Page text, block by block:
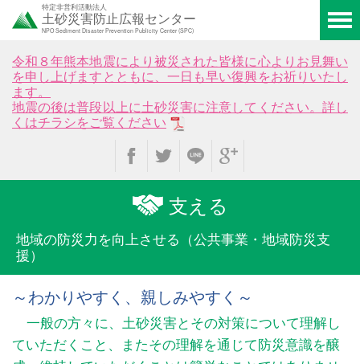
特定非営利活動法人
土砂災害防止広報センター
NPO Sediment Disaster Prevention Publicity Center (SPC)
令和８年熊本地震により被災された皆様に心よりお見舞い
を申し上げますとともに、一日も早い復興をお祈りいたし
ます。
地震の後は普段以上に土砂災害に注意してください。詳し
くはチラシをご覧ください
支える
地域の防災力を向上させる （公共事業・地域防災支
援）
～わかりやすく、親しみやすく～
一般の方々に、土砂災害とその対策について理解し
ていただくこと、またその理解を通じて防災意識を醸